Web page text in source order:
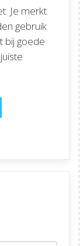
Je merkt
gebruik
bij goede